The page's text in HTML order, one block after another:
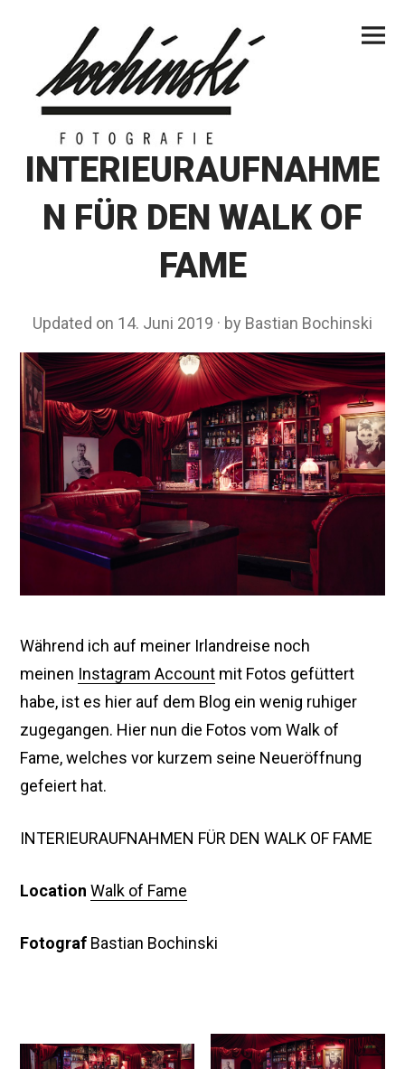
Menu
INTERIEURAUFNAHME
N FÜR DEN WALK OF
FAME
Updated on 14. Juni 2019 1
.
S
e
p
t
e
m
b
e
2
5
by Bastian Bochinski
Während ich auf meiner Irlandreise noch
meinen Instagram Account mit Fotos gefüttert
habe, ist es hier auf dem Blog ein wenig ruhiger
zugegangen. Hier nun die Fotos vom Walk of
Fame, welches vor kurzem seine Neueröffnung
gefeiert hat.
INTERIEURAUFNAHMEN FÜR DEN WALK OF FAME
LocationWalk of Fame
Fotograf Bastian Bochinski